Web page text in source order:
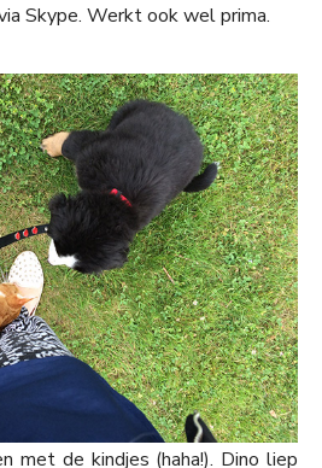
Skype. Werkt ook wel prima.
met de kindjes (haha!). Dino liep